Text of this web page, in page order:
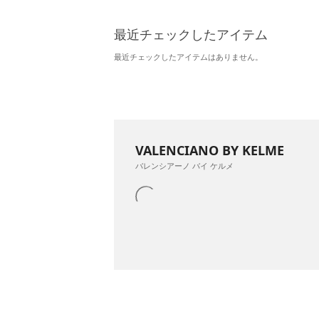
最近チェックしたアイテム
最近チェックしたアイテムはありません。
VALENCIANO BY KELME
バレンシアーノ バイ ケルメ